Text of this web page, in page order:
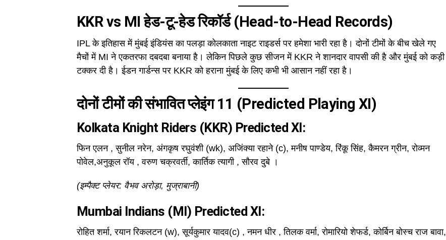
KKR vs MI हेड-टू-हेड रिकॉर्ड (Head-to-Head Records)
IPL के इतिहास में मुंबई इंडियंस का पलड़ा कोलकाता नाइट राइडर्स पर हमेशा भारी रहा है। दोनों टीमों के बीच खेले गए
मैचों में MI ने एकतरफा दबदबा बनाया है। लेकिन पिछले कुछ सीजन में KKR ने शानदार वापसी की है और मुंबई को कड़ी
टक्कर दी है। ईडन गार्डन्स पर KKR को हराना मुंबई के लिए कभी भी आसान नहीं रहा है।
दोनों टीमों की संभावित प्लेइंग 11 (Predicted Playing XI)
Kolkata Knight Riders (KKR) Predicted XI:
फिन एलन , सुनील नरेन, अंगकृष रघुवंशी (wk), अजिंक्या रहाने (c), मनीष पाण्डेय, रिंकू सिंह, कैमरन ग्रीन, रोव्मन
पोवेल,अनुकूल रॉय , वरुण चक्रवर्ती, कार्तिक त्यागी , सौरव दुबे ।
(इम्पैक्ट प्लेयर: वैभव अरोड़ा, मुज्राबानी)
Mumbai Indians (MI) Predicted XI:
रोहित शर्मा, रयान रिकलटन (w), सूर्यकुमार यादव(c) , नमन धीर , तिलक वर्मा, रोमारियो शेफर्ड, कोर्बिन बोस्च राज बावा,